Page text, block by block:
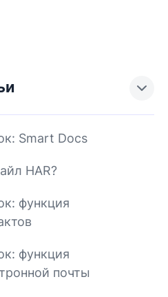
Smart Docs
HAR?
функция
функция
почты